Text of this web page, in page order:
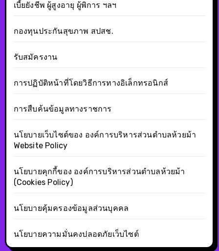
เบี้ยยังชีพ ผู้สูงอายุ ผู้พิการ ฯลฯ
กองทุนประกันสุขภาพ สปสช.
รับสมัครงาน
การปฏิบัติหน้าที่โดยวิธีการทางอิเล็กทรอนิกส์
การสืบค้นข้อมูลทางราชการ
นโยบายเว็บไซต์ของ องค์การบริหารส่วนตำบลห้วยม้า
Website Policy
นโยบายคุกกี้ของ องค์การบริหารส่วนตำบลห้วยม้า
(Cookies Policy)
นโยบายคุ้มครองข้อมูลส่วนบุคคล
นโยบายความมั่นคงปลอดภัยเว็บไซต์